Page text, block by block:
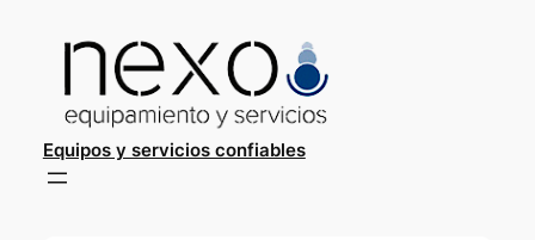
Equipos y servicios confiables